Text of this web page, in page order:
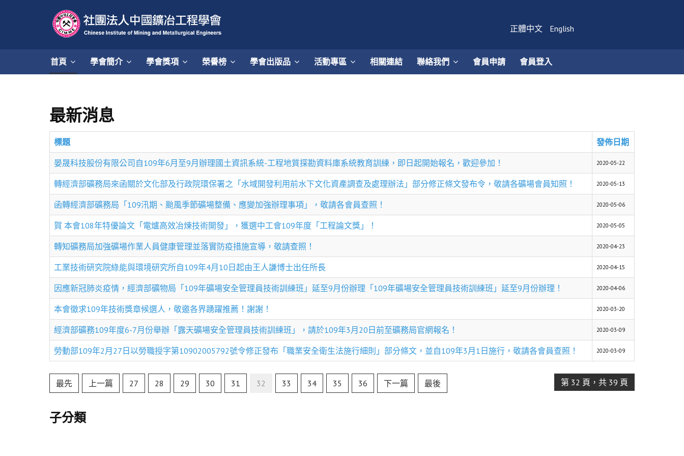
正體中文 English
首頁 學會簡介 學會獎項 榮譽榜 學會出版品 活動專區 相關連結 聯絡我們 會員申請 會員登入
最新消息
標題 發佈日期
晏晟科技股份有限公司自109年6月至9月辦理國土資訊系統-工程地質探勘資料庫系統教育訓練，即日起開始報名，歡迎參加！ 2020-05-22
轉經濟部礦務局來函關於文化部及行政院環保署之「水域開發利用前水下文化資產調查及處理辦法」部分修正條文發布令，敬請各礦場會員知照！ 2020-05-13
函轉經濟部礦務局「109汛期、颱風季節礦場整備、應變加強辦理事項」，敬請各會員查照！ 2020-05-06
賀 本會108年特優論文「電爐高效冶煉技術開發」，獲選中工會109年度「工程論文獎」！ 2020-05-05
轉知礦務局加強礦場作業人員健康管理並落實防疫措施宣導，敬請查照！ 2020-04-23
工業技術研究院綠能與環境研究所自109年4月10日起由王人謙博士出任所長 2020-04-15
因應新冠肺炎疫情，經濟部礦物局「109年礦場安全管理員技術訓練班」延至9月份辦理「109年礦場安全管理員技術訓練班」延至9月份辦理！ 2020-04-06
本會徵求109年技術獎章候選人，敬邀各界踴躍推薦！謝謝！ 2020-03-20
經濟部礦務109年度6-7月份舉辦「露天礦場安全管理員技術訓練班」，請於109年3月20日前至礦務局官網報名！ 2020-03-09
勞動部109年2月27日以勞職授字第10902005792號令修正發布「職業安全衛生法施行細則」部分條文，並自109年3月1日施行，敬請各會員查照！ 2020-03-09
第 32 頁，共 39 頁
最先 上一篇 27 28 29 30 31 32 33 34 35 36 下一篇 最後
子分類